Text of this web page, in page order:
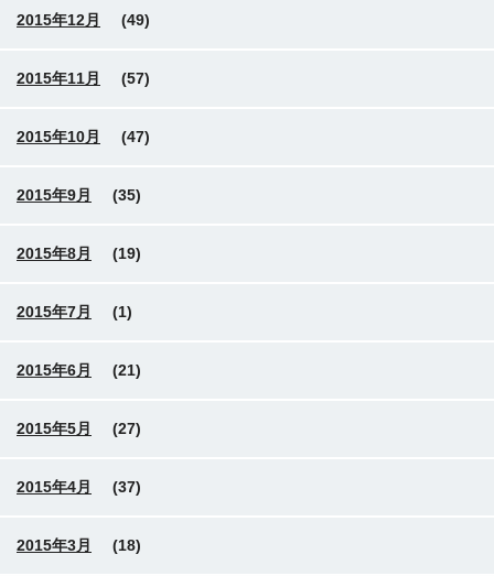
2015年12月 (49)
2015年11月 (57)
2015年10月 (47)
2015年9月 (35)
2015年8月 (19)
2015年7月 (1)
2015年6月 (21)
2015年5月 (27)
2015年4月 (37)
2015年3月 (18)